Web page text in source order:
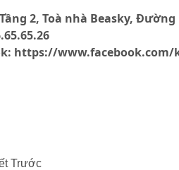
2, Toà nhà Beasky,
https://www.facebook.com/
Trước